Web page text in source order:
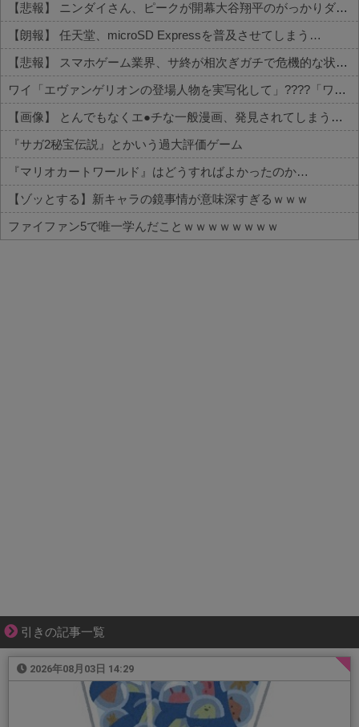
【悲報】 ニンダイさん、ピークが開幕大谷翔平のがっかりダイレクトだったと言われてしまう
【朗報】 任天堂、microSD Expressを普及させてしまう…
【悲報】 スマホゲーム業界、サ終が相次ぎガチで危機的な状況に…その理由がこちら
ワイ「エヴァンゲリオンの登場人物を実写化して」????「ワカリマシタ」
【画像】 とんでもなくエ●チな一般漫画、発見されてしまう【セッ○ス描写あり】
『サガ2秘宝伝説』とかいう過大評価ゲーム
『マリオカートワールド』はどうすればよかったのか…
【ゾッとする】新キャラの鏡事情が意味深すぎるｗｗｗ
ファイファン5で唯一学んだことｗｗｗｗｗｗｗｗ
引きの記事一覧
2026年08月03日 14:29